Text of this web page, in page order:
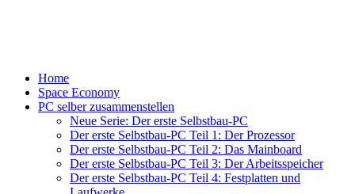
Home
Space Economy
PC selber zusammenstellen
Neue Serie: Der erste Selbstbau-PC
Der erste Selbstbau-PC Teil 1: Der Prozessor
Der erste Selbstbau-PC Teil 2: Das Mainboard
Der erste Selbstbau-PC Teil 3: Der Arbeitsspeicher
Der erste Selbstbau-PC Teil 4: Festplatten und